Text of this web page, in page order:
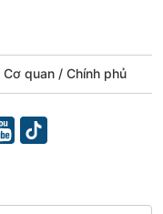
Cơ quan Chính phủ